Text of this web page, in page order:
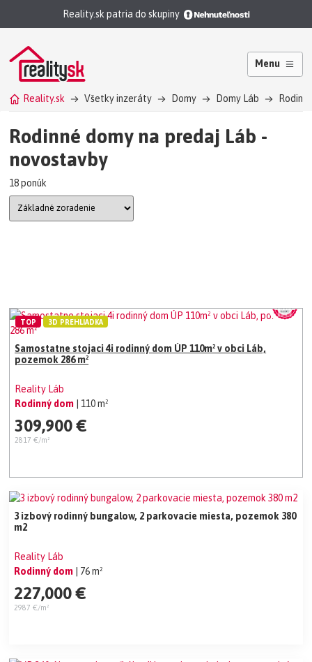
Reality.sk patria do skupiny
Menu
Reality.sk Všetky inzeráty Domy Domy Láb
Rodinné domy na predaj Láb -
novostavby
18 ponúk
Samostatne stojaci 4i rodinný dom ÚP 110m² v obci Láb,
pozemok 286 m²
Reality Láb
Rodinný dom
| 110 m²
309,900 €
2817 €/m²
TOP 3D PREHLIADKA
3 izbový rodinný bungalow, 2 parkovacie miesta, pozemok 380
m2
Reality Láb
Rodinný dom
| 76 m²
227,000 €
2987 €/m²